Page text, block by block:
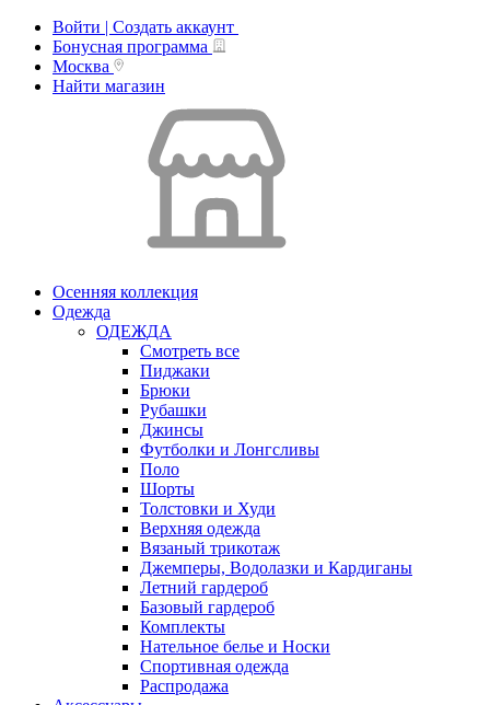
Войти | Создать аккаунт
Бонусная программа
Москва
Найти магазин
Осенняя коллекция
Одежда
ОДЕЖДА
Смотреть все
Пиджаки
Брюки
Рубашки
Джинсы
Футболки и Лонгсливы
Поло
Шорты
Толстовки и Худи
Верхняя одежда
Вязаный трикотаж
Джемперы, Водолазки и Кардиганы
Летний гардероб
Базовый гардероб
Комплекты
Нательное белье и Носки
Спортивная одежда
Распродажа